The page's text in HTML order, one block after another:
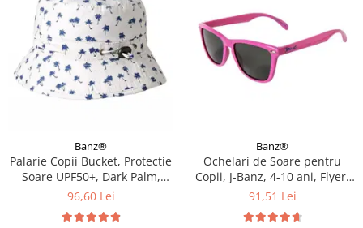
Banz®
Palarie Copii Bucket, Protectie
Soare UPF50+, Dark Palm,
Diverse marimi
96,60 Lei
Banz®
Ochelari de Soare pentru
Copii, J-Banz, 4-10 ani, Flyer,
Roz
91,51 Lei